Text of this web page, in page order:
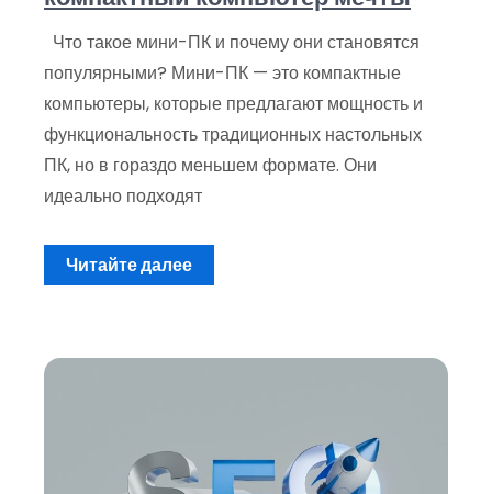
Что такое мини-ПК и почему они становятся
популярными? Мини-ПК — это компактные
компьютеры, которые предлагают мощность и
функциональность традиционных настольных
ПК, но в гораздо меньшем формате. Они
идеально подходят
Читайте далее